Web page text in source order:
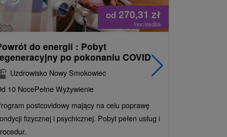
od 270,31 zł
/noc/osoba
do energii : Pobyt
po pokonaniu COVID
Uzdrowisko Nowy Smokowiec
10 NocePełne Wyżywienie
postcovidowy mający na celu poprawę
fizycznej i psychicznej. Pobyt pełen usług i